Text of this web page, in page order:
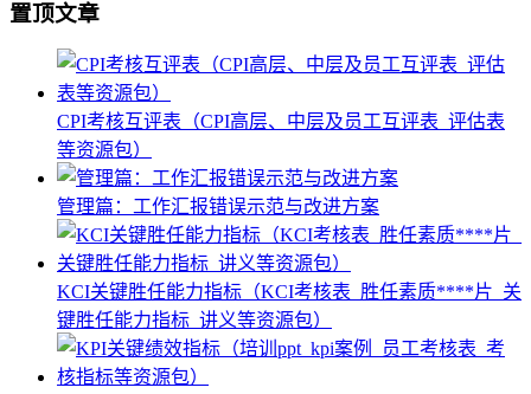
置顶文章
CPI考核互评表（CPI高层、中层及员工互评表_评估表
等资源包）
管理篇：工作汇报错误示范与改进方案
KCI关键胜任能力指标（KCI考核表_胜任素质****片_关
键胜任能力指标_讲义等资源包）